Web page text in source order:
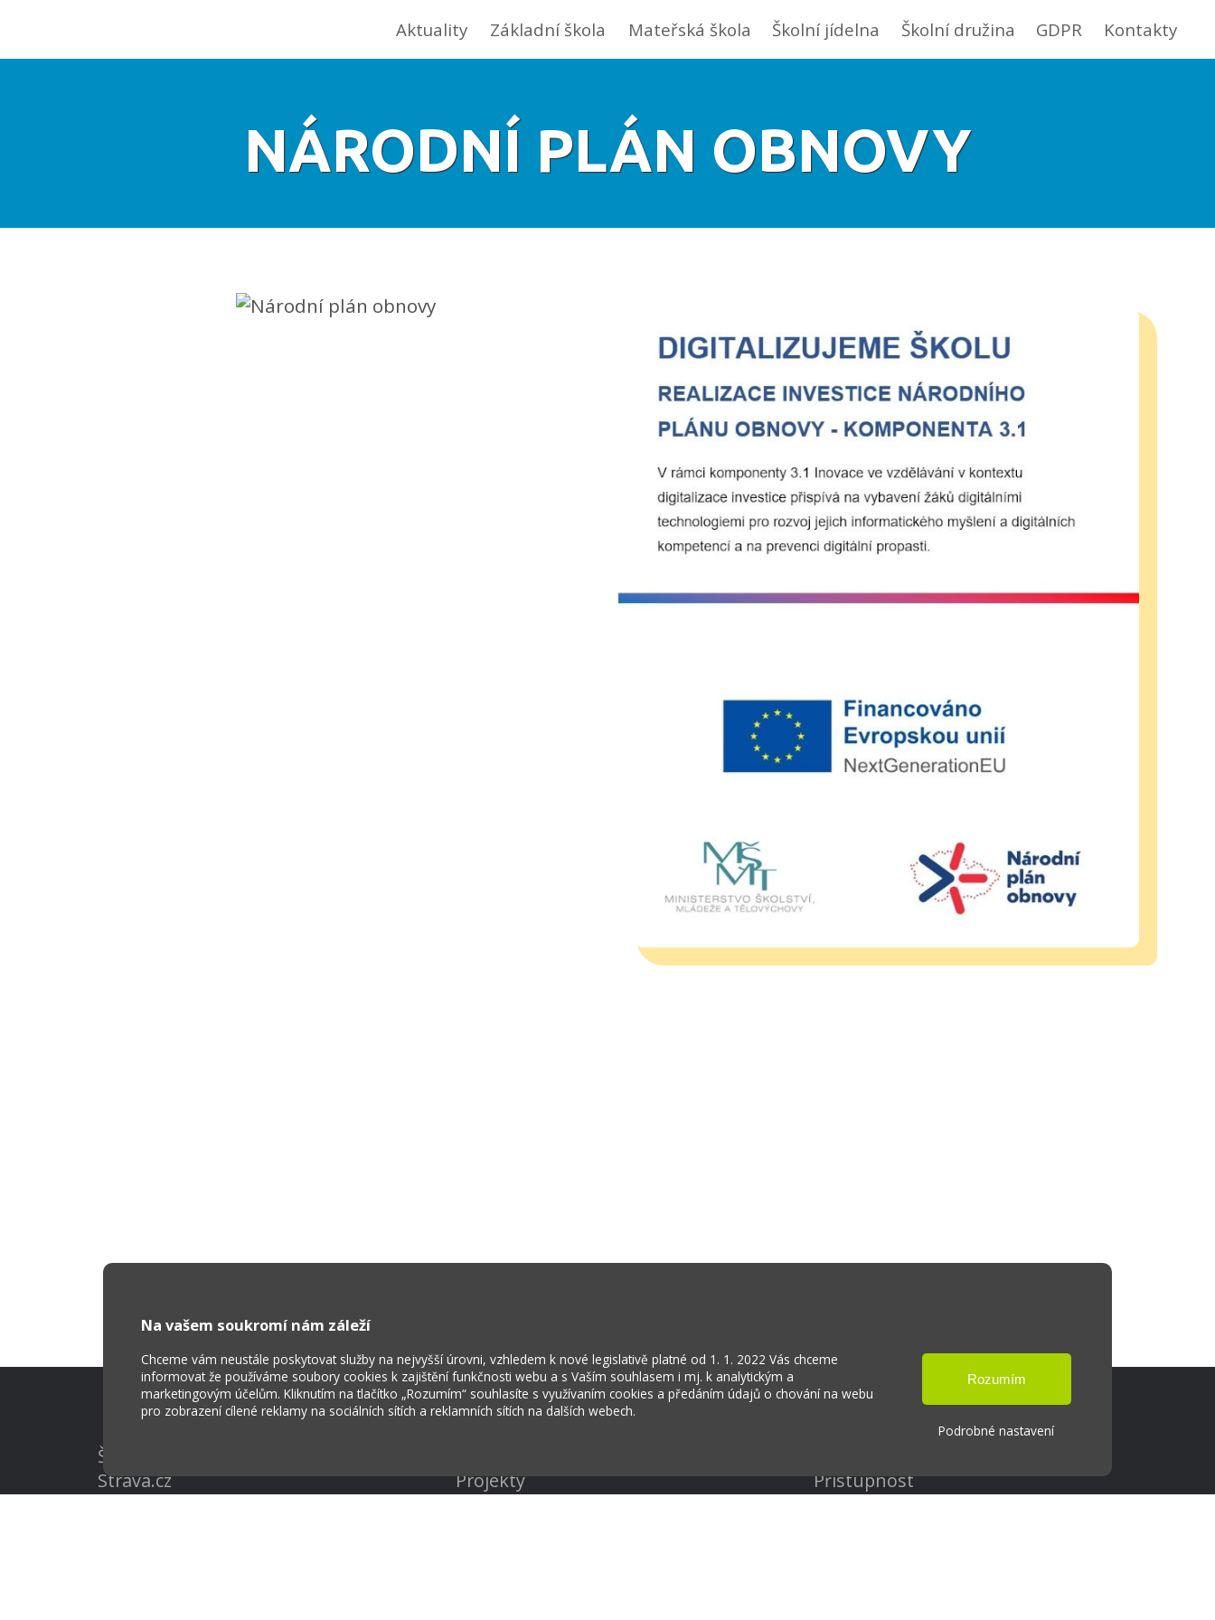
Aktuality Základní škola Mateřská škola Školní jídelna Školní družina GDPR Kontakty
NÁRODNÍ PLÁN OBNOVY
Na vašem soukromí nám záleží
Chceme vám neustále poskytovat služby na nejvyšší úrovni, vzhledem k nové legislativě platné od 1. 1. 2022 Vás chceme
informovat že používáme soubory cookies k zajištění funkčnosti webu a s Vaším souhlasem i mj. k analytickým a
marketingovým účelům. Kliknutím na tlačítko „Rozumím“ souhlasíte s využívaním cookies a předáním údajů o chování na webu
pro zobrazení cílené reklamy na sociálních sítích a reklamních sítích na dalších webech.
Podrobné nastavení
Škola Online
Strava.cz
Projekty
Přístupnost